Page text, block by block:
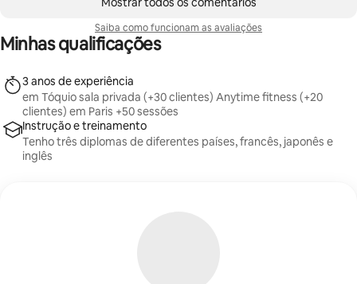
Saiba como funcionam as avaliações
Minhas qualificações
3 anos de experiência
em Tóquio sala privada (+30 clientes) Anytime fitness (+20
clientes) em Paris +50 sessões
Instrução e treinamento
Tenho três diplomas de diferentes países, francês, japonês e
inglês